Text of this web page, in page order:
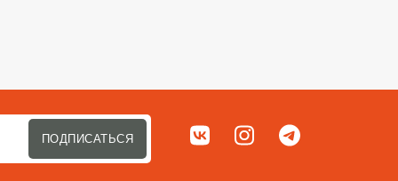
ПОДПИСАТЬСЯ Мы в соц. сетях
ВКонтактеInstagramTelegram